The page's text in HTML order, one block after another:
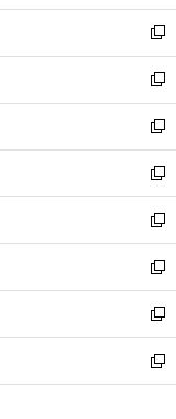
ウ
で
開
く
ン
ド
ウ
で
開
く
ウ
ィ
ン
ド
ウ
で
開
く
し
い
ウ
ィ
ン
ド
ウ
で
開
く
新
し
い
ウ
ィ
ン
ド
ウ
で
開
く
新
し
い
ウ
ィ
ン
ド
ウ
で
開
く
新
し
い
ウ
ィ
ン
ド
ウ
で
開
く
新
し
い
ウ
ィ
ン
ド
ウ
で
開
新
し
い
ウ
ィ
ン
ド
ウ
新
し
い
ウ
ィ
ン
新
し
い
ウ
新
し